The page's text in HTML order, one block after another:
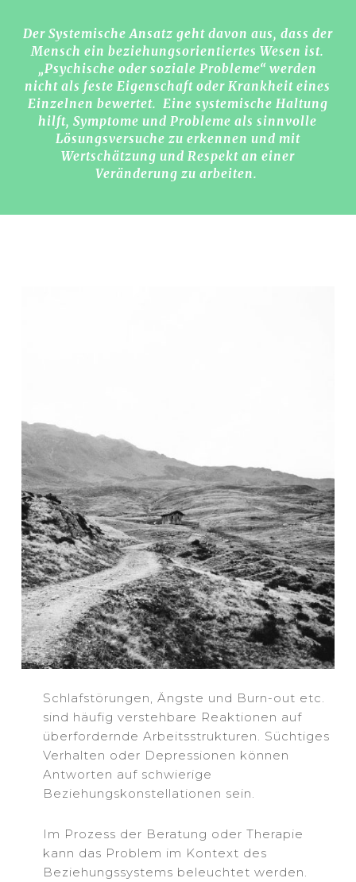
Der Systemische Ansatz geht davon aus, dass der
Mensch ein beziehungsorientiertes Wesen ist.
„Psychische oder soziale Probleme“ werden
nicht als feste Eigenschaft oder Krankheit eines
Einzelnen bewertet. Eine systemische Haltung
hilft, Symptome und Probleme als sinnvolle
Lösungsversuche zu erkennen und mit
Wertschätzung und Respekt an einer
Veränderung zu arbeiten.
Schlafstörungen, Ängste und Burn-out etc.
sind häufig verstehbare Reaktionen auf
überfordernde Arbeitsstrukturen. Süchtiges
Verhalten oder Depressionen können
Antworten auf schwierige
Beziehungskonstellationen sein.
Im Prozess der Beratung oder Therapie
kann das Problem im Kontext des
Beziehungssystems beleuchtet werden.